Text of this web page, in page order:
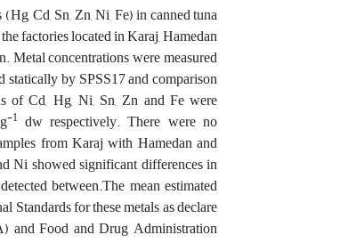
Cd, Sn, Zn, Ni, Fe) in canned tuna
factories located in Karaj, Hamedan
Metal concentrations were measured
by SPSS17 and comparison
of Cd, Hg, Ni, Sn, Zn and Fe were
-1 dw respectively. There were no
from Karaj with Hamedan and
Ni showed significant differences in
between.The mean estimated
Standards for these metals as declare
and Food and Drug Administration